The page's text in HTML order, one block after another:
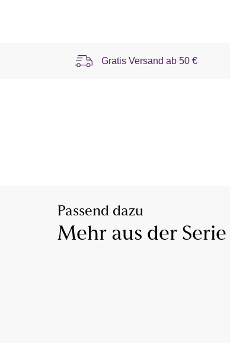
Gratis Versand ab 50 €
Passend dazu
Mehr aus der Serie